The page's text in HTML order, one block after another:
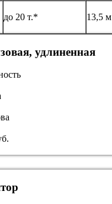
до 20 т.* 13,5 м
удлиненная